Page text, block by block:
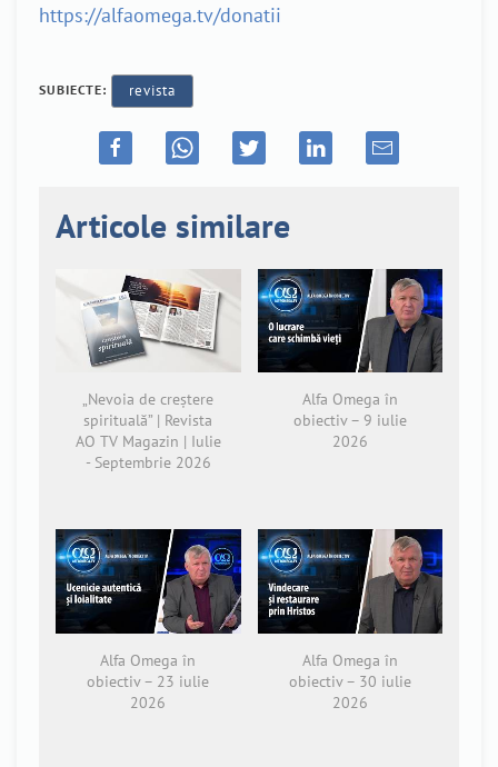
https://alfaomega.tv/donatii
SUBIECTE: revista
Articole similare
„Nevoia de creștere
spirituală” | Revista
AO TV Magazin | Iulie
- Septembrie 2026
Alfa Omega în
obiectiv – 9 iulie
2026
Alfa Omega în
obiectiv – 23 iulie
2026
Alfa Omega în
obiectiv – 30 iulie
2026